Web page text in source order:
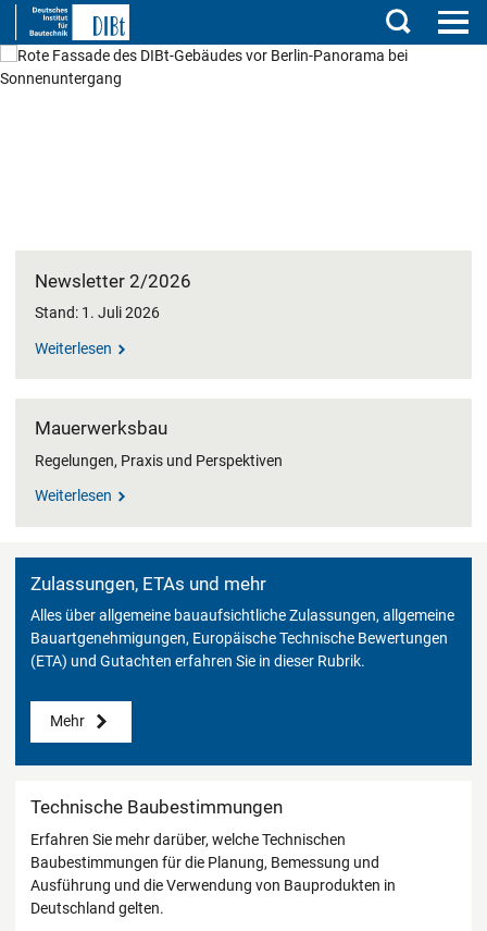
Suchen
DIBt - Deutsches Institut für
Newsletter 2/2026
Stand: 1. Juli 2026
Weiterlesen
Mauerwerksbau
Regelungen, Praxis und Perspektiven
Weiterlesen
Zulassungen, ETAs und mehr
Alles über allgemeine bauaufsichtliche Zulassungen, allgemeine
Bauartgenehmigungen, Europäische Technische Bewertungen
(ETA) und Gutachten erfahren Sie in dieser Rubrik.
Mehr
Technische Baubestimmungen
Erfahren Sie mehr darüber, welche Technischen
Baubestimmungen für die Planung, Bemessung und
Ausführung und die Verwendung von Bauprodukten in
Deutschland gelten.